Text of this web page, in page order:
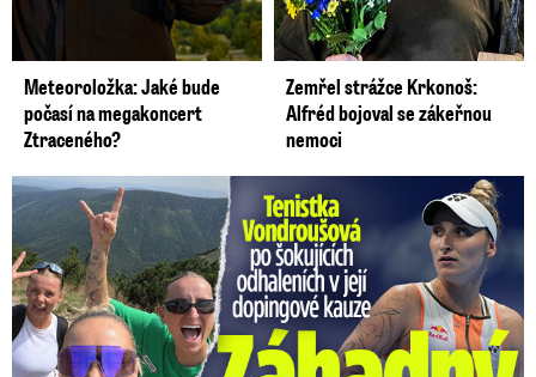
Meteoroložka: Jaké bude
počasí na megakoncert
Ztraceného?
Zemřel strážce Krkonoš:
Alfréd bojoval se zákeřnou
nemoci
Vondroušová po šokujících odhaleních v kauze: Záhadný vzkaz!